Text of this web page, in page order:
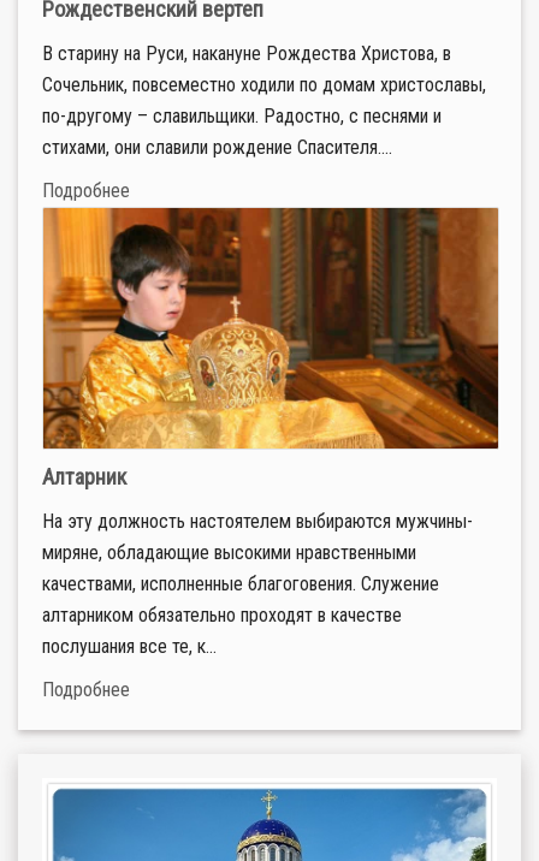
Рождественский вертеп
В старину на Руси, накануне Рождества Христова, в
Cочельник, повсеместно ходили по домам христославы,
по-другому – славильщики. Радостно, с песнями и
стихами, они славили рождение Спасителя....
Подробнее
Алтарник
На эту должность настоятелем выбираются мужчины-
миряне, обладающие высокими нравственными
качествами, исполненные благоговения. Служение
алтарником обязательно проходят в качестве
послушания все те, к...
Подробнее